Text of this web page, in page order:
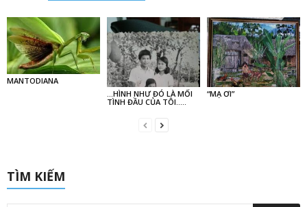
MANTODIANA
…HÌNH NHƯ ĐÓ LÀ MỐI
TÌNH ĐẦU CỦA TÔI…..
“MẠ ƠI”
TÌM KIẾM